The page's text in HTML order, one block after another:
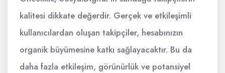
kalitesi dikkate değerdir. Gerçek ve etkileşimli
kullanıcılardan oluşan takipçiler, hesabınızın
organik büyümesine katkı sağlayacaktır. Bu da
daha fazla etkileşim, görünürlük ve potansiyel